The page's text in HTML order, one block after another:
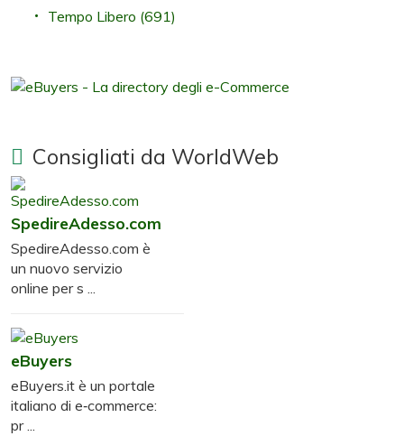
Tempo Libero (691)
Consigliati da WorldWeb
SpedireAdesso.com
SpedireAdesso.com è
un nuovo servizio
online per s ...
eBuyers
eBuyers.it è un portale
italiano di e‑commerce:
pr ...